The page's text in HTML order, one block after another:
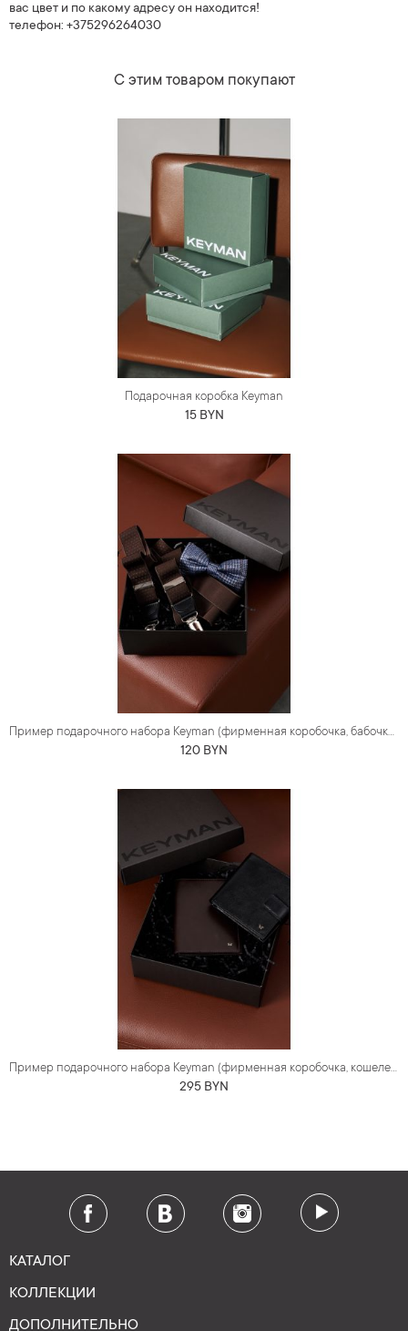
вас цвет и по какому адресу он находится!
телефон: +375296264030
С этим товаром покупают
Подарочная коробка Keyman
15 BYN
Пример подарочного набора Keyman (фирменная коробочка, бабочка и подтяжки)
120 BYN
Пример подарочного набора Keyman (фирменная коробочка, кошелек и обложка для документов)
295 BYN
КАТАЛОГ
КОЛЛЕКЦИИ
ДОПОЛНИТЕЛЬНО